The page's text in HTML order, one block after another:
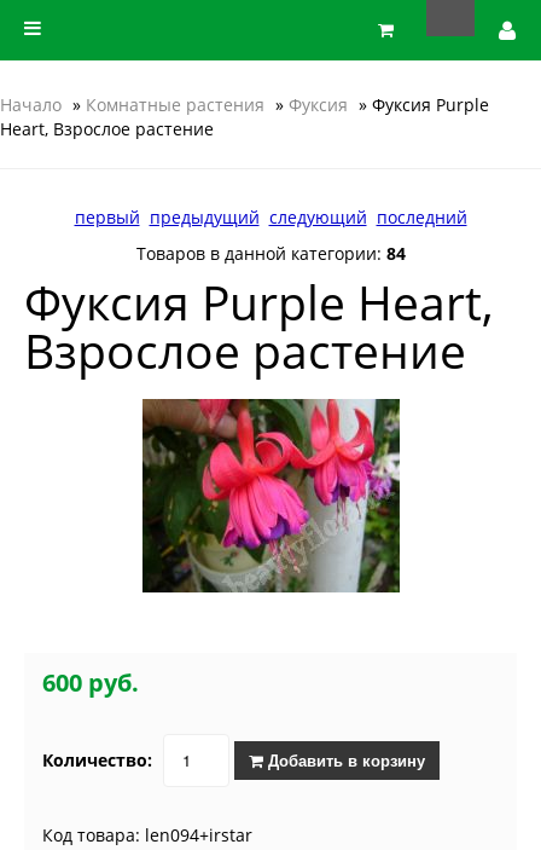
Начало » Комнатные растения » Фуксия » Фуксия Purple
Heart, Взрослое растение
первый предыдущий следующий последний
Товаров в данной категории: 84
Фуксия Purple Heart,
Взрослое растение
600 руб.
Количество: Добавить в корзину
Код товара: len094+irstar